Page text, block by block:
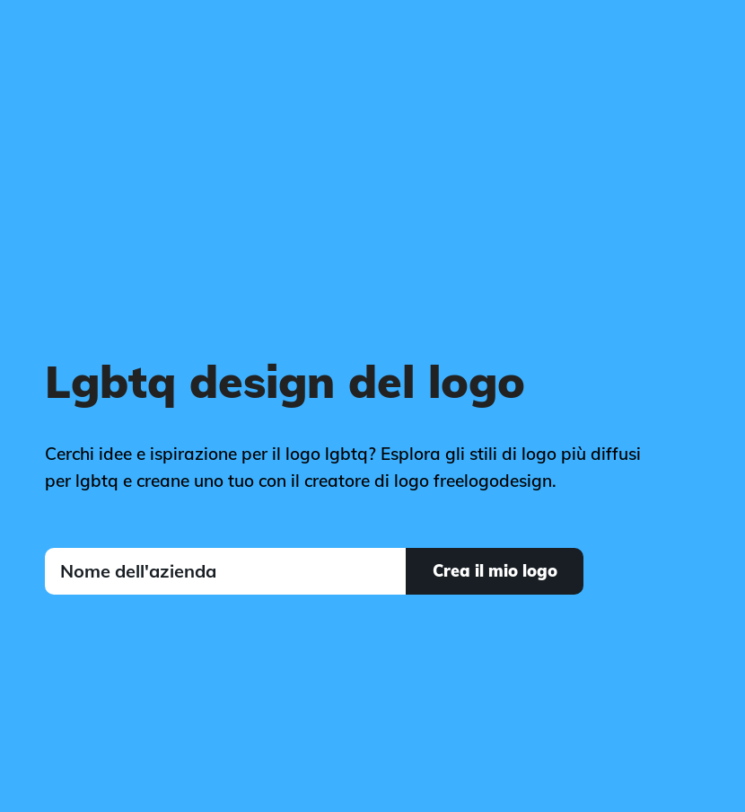
Lgbtq design del logo
Cerchi idee e ispirazione per il logo lgbtq? Esplora gli stili di logo più diffusi
per lgbtq e creane uno tuo con il creatore di logo freelogodesign.
Crea il mio logo